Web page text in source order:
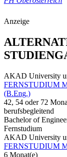
Anzeige
AKAD University
FERNSTUDIUM
(B.Eng.)
42, 54 oder 72
berufsbegleitend
Bachelor of
Fernstudium
AKAD University
FERNSTUDIUM
6 Monat(e)